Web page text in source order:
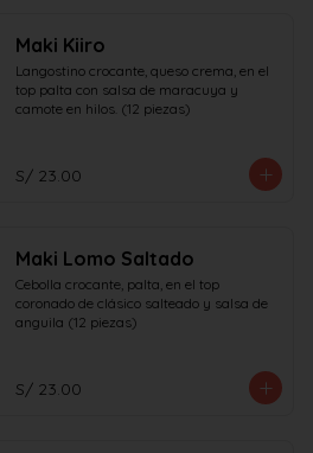
Maki Kiiro
Langostino crocante, queso crema, en el
top palta con salsa de maracuya y
camote en hilos. (12 piezas)
S/ 23.00
Maki Lomo Saltado
Cebolla crocante, palta, en el top
coronado de clásico salteado y salsa de
anguila (12 piezas)
S/ 23.00